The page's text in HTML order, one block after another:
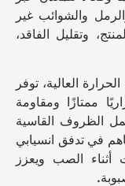
والشوائب غير
وتقليل الفاقد،
العالية، توفر
ممتازًا ومقاومة
الظروف القاسية
في تدفق انسيابي
الصب ويعزز